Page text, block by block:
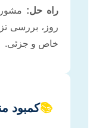
راه حل:
روز، بررسی
خاص و جزئی.
📚کمبود